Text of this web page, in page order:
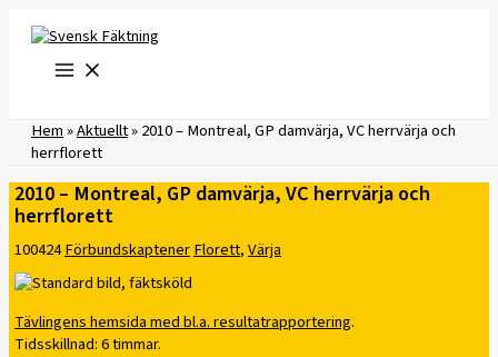
innehåll
Hem»Aktuellt»2010 – Montreal, GP damvärja, VC herrvärja och
herrflorett
2010 – Montreal, GP damvärja, VC herrvärja och
herrflorett
100424FörbundskaptenerFlorett,Värja
Tävlingens hemsida med bl.a. resultatrapportering.
Tidsskillnad: 6 timmar.